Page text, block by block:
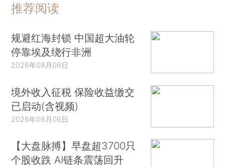
推荐阅读
规避红海封锁 中国超大油轮
停靠埃及绕行非洲
2026年08月06日
境外收入征税 保险收益缴交
已启动(含视频)
2026年08月06日
【大盘脉搏】早盘超3700只
个股收跌 AI链条震荡回升